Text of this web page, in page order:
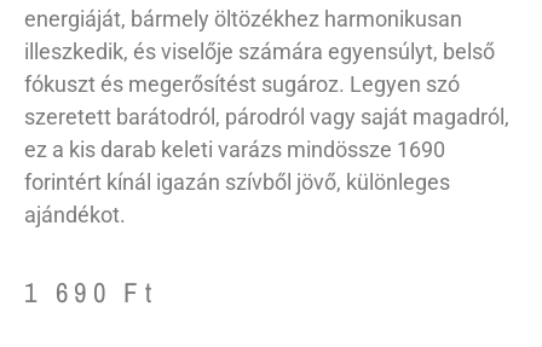
energiáját, bármely öltözékhez harmonikusan
illeszkedik, és viselője számára egyensúlyt, belső
fókuszt és megerősítést sugároz. Legyen szó
szeretett barátodról, párodról vagy saját magadról,
ez a kis darab keleti varázs mindössze 1690
forintért kínál igazán szívből jövő, különleges
ajándékot.
1 690 Ft